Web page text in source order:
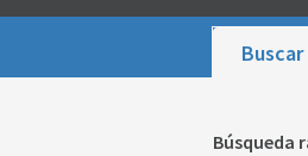
Buscar
Búsqueda